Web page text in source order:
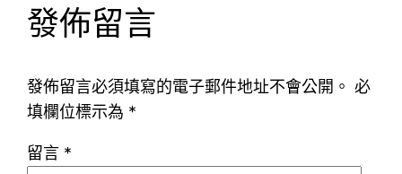
發佈留言
發佈留言必須填寫的電子郵件地址不會公開。 必
填欄位標示為 *
留言 *